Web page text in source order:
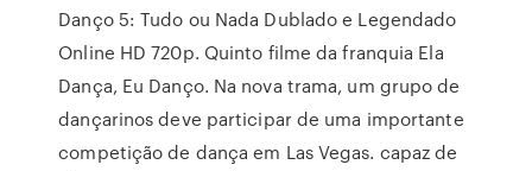
Danço 5: Tudo ou Nada Dublado e Legendado
Online HD 720p. Quinto filme da franquia Ela
Dança, Eu Danço. Na nova trama, um grupo de
dançarinos deve participar de uma importante
competição de dança em Las Vegas. capaz de